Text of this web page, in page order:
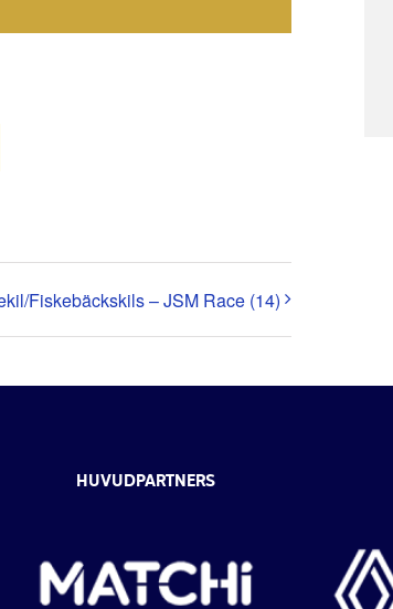
Fiskebäckskils – JSM Race (14)
HUVUDPARTNERS